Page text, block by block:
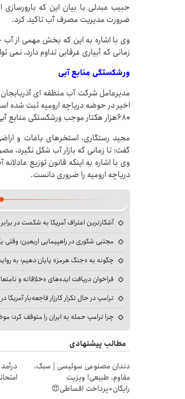
حبیب عبدلی با بیان این که
ضرورت مدیریت مصرف آب تاکید کرد.
وی با اشاره به این که بخش مهمی از
زمانی که آبیاری غرقابی تداوم دارد، نمی
ورشکستگی منابع آبی
۶۸۰هزار هکتار موجب ورشکستگی منابع آبی شده است.
مجید رستگاری، استخرهای باغات و
گفت: تا زمانی که بازار آب شکل نگیرد،
وی با اشاره به اینکه قانون توزیع
دریاچه ارومیه را ضروری دانست.
آشکارترین اعتراف آمریکا به شکست در برابر
مجتبی شکوری در راهپیمایی اربعین؛
چگونه به «جنگ هرمز» پایان دهیم؛ به
فراخوان دریافت ایده‌های «خلاقانه و
ترامپ در حال تکرار کارزار فاجعه‌بار
چرا ترامپ حمله به ایران را متوقف کرد؛
مطالب پیشنهادی
دندان مصنوعی سوئیسی | سبک،
مقاوم، طبیعی! ویزیت
رایگان+پرداخت اقساطی😍